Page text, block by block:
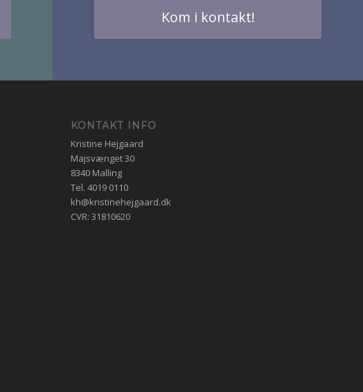
Kom i kontakt!
KONTAKT INFO
Kristine Hejgaard
Majsvænget 30
8340 Malling
Tel.4019 0110
kh@kristinehejgaard.dk
CVR: 31810620